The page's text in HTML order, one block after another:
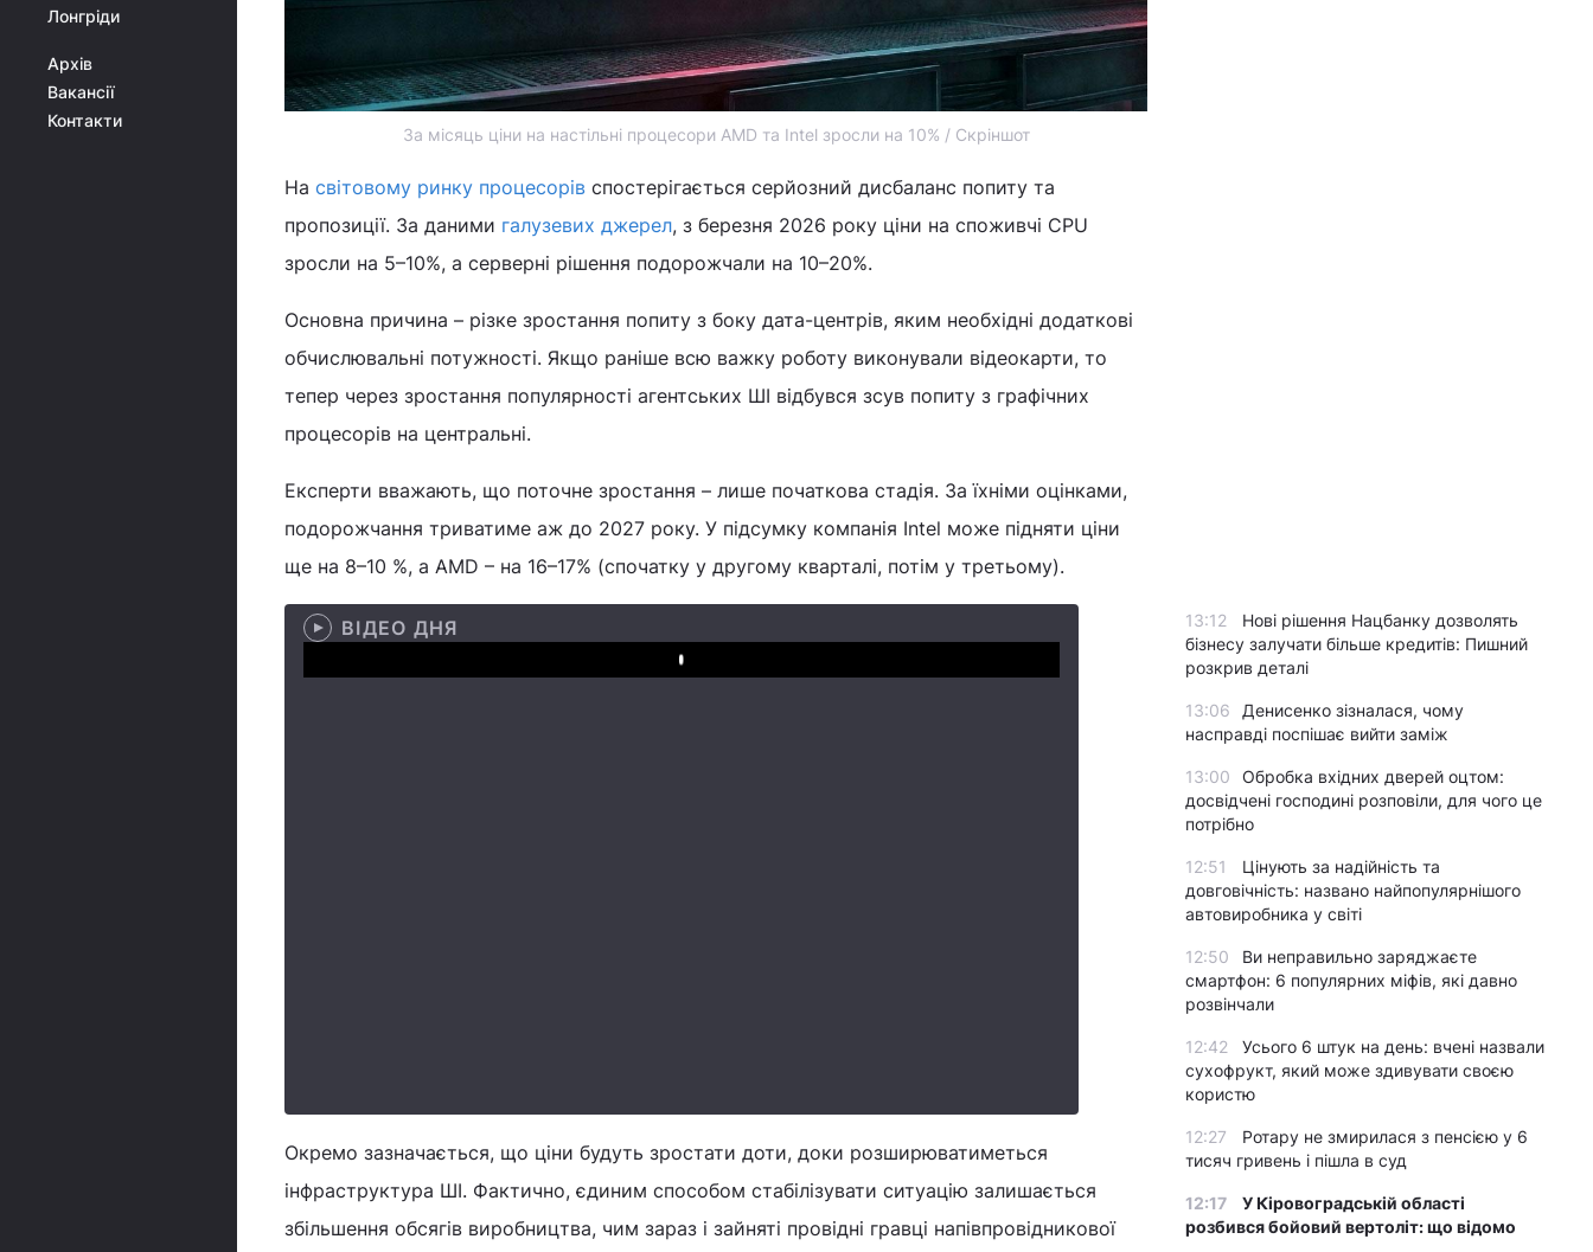
Лонгріди
Архів
Вакансії
Контакти
За місяць ціни на настільні процесори AMD та Intel зросли на 10% / Скріншот
На світовому ринку процесорів спостерігається серйозний дисбаланс попиту та
пропозиції. За даними галузевих джерел, з березня 2026 року ціни на споживчі CPU
зросли на 5–10%, а серверні рішення подорожчали на 10–20%.
Основна причина – різке зростання попиту з боку дата-центрів, яким необхідні додаткові
обчислювальні потужності. Якщо раніше всю важку роботу виконували відеокарти, то
тепер через зростання популярності агентських ШІ відбувся зсув попиту з графічних
процесорів на центральні.
Експерти вважають, що поточне зростання – лише початкова стадія. За їхніми оцінками,
подорожчання триватиме аж до 2027 року. У підсумку компанія Intel може підняти ціни
ще на 8–10 %, а AMD – на 16–17% (спочатку у другому кварталі, потім у третьому).
ВІДЕО ДНЯ
Play
Окремо зазначається, що ціни будуть зростати доти, доки розширюватиметься
інфраструктура ШІ. Фактично, єдиним способом стабілізувати ситуацію залишається
збільшення обсягів виробництва, чим зараз і зайняті провідні гравці напівпровідникової
13:12
Нові рішення Нацбанку дозволять
бізнесу залучати більше кредитів: Пишний
розкрив деталі
13:06
Денисенко зізналася, чому
насправді поспішає вийти заміж
13:00
Обробка вхідних дверей оцтом:
досвідчені господині розповіли, для чого це
потрібно
12:51
Цінують за надійність та
довговічність: названо найпопулярнішого
автовиробника у світі
12:50
Ви неправильно заряджаєте
смартфон: 6 популярних міфів, які давно
розвінчали
12:42
Усього 6 штук на день: вчені назвали
сухофрукт, який може здивувати своєю
користю
12:27
Ротару не змирилася з пенсією у 6
тисяч гривень і пішла в суд
12:17
У Кіровоградській області
розбився бойовий вертоліт: що відомо